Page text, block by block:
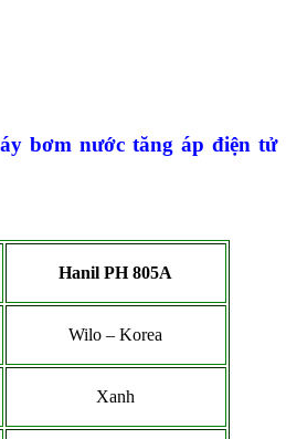
bơm nước tăng áp điện tử
Hanil PH 805A
Wilo – Korea
Xanh